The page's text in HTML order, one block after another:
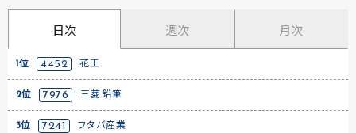
日次 週次 月次
1位 4452 花王
2位 7976 三菱鉛筆
3位 7241 フタバ産業